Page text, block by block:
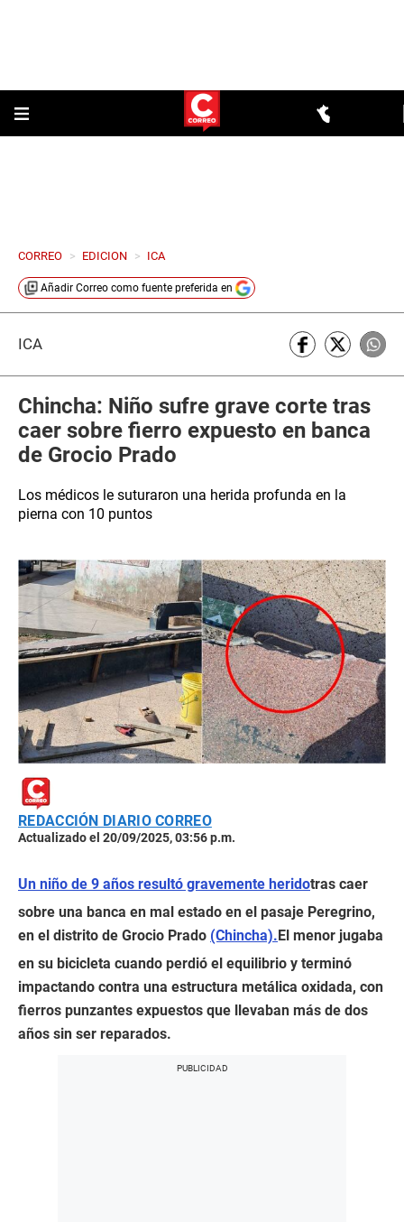
CORREO > EDICION > ICA
Añadir Correo como fuente preferida en
ICA
Chincha: Niño sufre grave corte tras
caer sobre fierro expuesto en banca
de Grocio Prado
Los médicos le suturaron una herida profunda en la
pierna con 10 puntos
REDACCIÓN DIARIO CORREO
Actualizado el 20/09/2025, 03:56 p.m.
Un niño de 9 años resultó gravemente heridotras caer
sobre una banca en mal estado en el pasaje Peregrino,
en el distrito de Grocio Prado (Chincha). El menor jugaba
en su bicicleta cuando perdió el equilibrio y terminó
impactando contra una estructura metálica oxidada, con
fierros punzantes expuestos que llevaban más de dos
años sin ser reparados.